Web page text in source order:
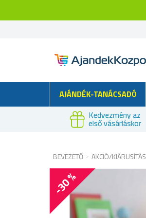
AJÁNDÉK-TANÁCSADÓ
Kedvezmény az
első vásárláskor
BEVEZETŐ AKCIÓ/KIÁRUSÍTÁS
-30 %